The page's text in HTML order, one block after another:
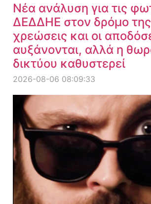
Νέα ανάλυση για τις
ΔΕΔΔΗΕ στον δρόμο
χρεώσεις και οι
αυξάνονται, αλλά η
δικτύου καθυστερεί
2026-08-06 08:09:33